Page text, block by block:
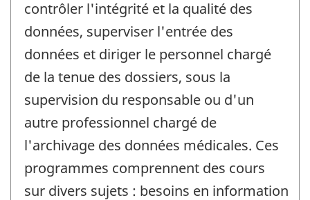
contrôler l'intégrité et la qualité des
données, superviser l'entrée des
données et diriger le personnel chargé
de la tenue des dossiers, sous la
supervision du responsable ou d'un
autre professionnel chargé de
l'archivage des données médicales. Ces
programmes comprennent des cours
sur divers sujets : besoins en information